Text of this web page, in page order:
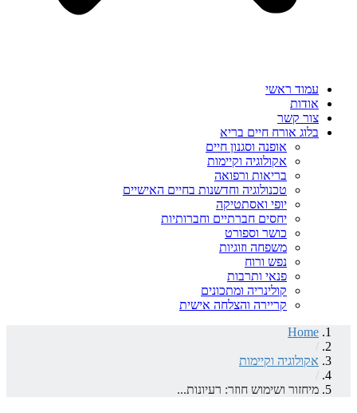
עמוד ראשי
אודות
צור קשר
בלוג אורח חיים בריא
אופנה וסגנון חיים
אקולוגיה וקיימות
בריאות ורפואה
טכנולוגיה וחדשנות בחיים האישיים
יופי ואסתטיקה
יחסים חברתיים וחברותיות
כושר וספורט
משפחה וזוגיות
נפש ורוח
פנאי ותרבות
קולינריה ומתכונים
קריירה והצלחה אישית
Home
/
אקולוגיה וקיימות
/
מיחזור ושימוש חוזר: רעיונות...